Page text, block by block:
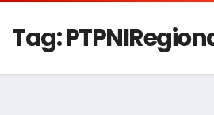
Tag: